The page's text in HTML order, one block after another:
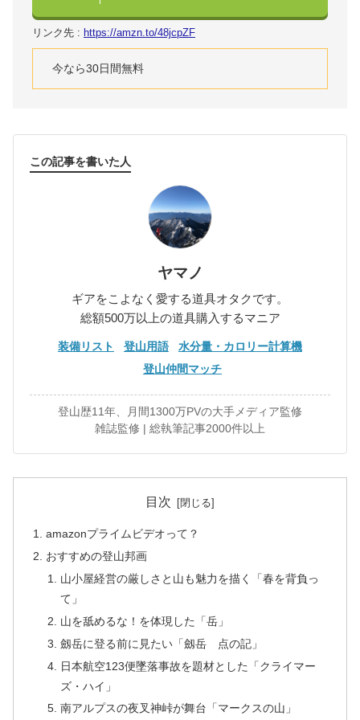
リンク先 : https://amzn.to/48jcpZF
今なら30日間無料
この記事を書いた人
ヤマノ
ギアをこよなく愛する道具オタクです。
総額500万以上の道具購入するマニア
装備リスト 登山用語
水分量・カロリー計算機
登山仲間マッチ
登山歴11年、月間1300万PVの大手メディア監修
雑誌監修 | 総執筆記事2000件以上
目次
amazonプライムビデオって？
おすすめの登山邦画
山小屋経営の厳しさと山も魅力を描く「春を背負っ
て」
山を舐めるな！を体現した「岳」
劔岳に登る前に見たい「劔岳 点の記」
日本航空123便墜落事故を題材とした「クライマー
ズ・ハイ」
南アルプスの夜叉神峠が舞台「マークスの山」